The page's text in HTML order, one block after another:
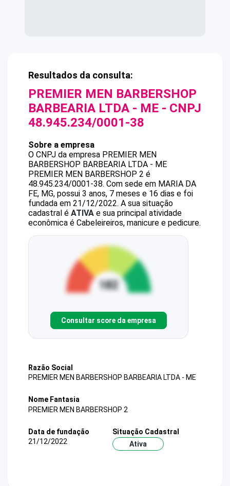
Resultados da consulta:
PREMIER MEN BARBERSHOP
BARBEARIA LTDA - ME - CNPJ
48.945.234/0001-38
Sobre a empresa
O CNPJ da empresa PREMIER MEN
BARBERSHOP BARBEARIA LTDA - ME
PREMIER MEN BARBERSHOP 2 é
48.945.234/0001-38. Com sede em MARIA DA
FE, MG, possui 3 anos, 7 meses e 16 dias e foi
fundada em 21/12/2022. A sua situação
cadastral é ATIVA e sua principal atividade
econômica é Cabeleireiros, manicure e pedicure.
Consultar score da empresa
Razão Social
PREMIER MEN BARBERSHOP BARBEARIA LTDA - ME
Nome Fantasia
PREMIER MEN BARBERSHOP 2
Data de fundação
21/12/2022
Situação Cadastral
Ativa